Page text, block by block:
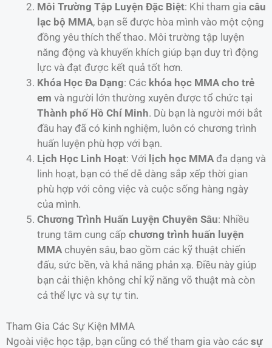
Môi Trường Tập Luyện Đặc Biệt: Khi tham gia câu
lạc bộ MMA, bạn sẽ được hòa mình vào một cộng
đồng yêu thích thể thao. Môi trường tập luyện
năng động và khuyến khích giúp bạn duy trì động
lực và đạt được kết quả tốt hơn.
Khóa Học Đa Dạng: Các khóa học MMA cho trẻ
em và người lớn thường xuyên được tổ chức tại
Thành phố Hồ Chí Minh. Dù bạn là người mới bắt
đầu hay đã có kinh nghiệm, luôn có chương trình
huấn luyện phù hợp với bạn.
Lịch Học Linh Hoạt: Với lịch học MMAđa dạng và
linh hoạt, bạn có thể dễ dàng sắp xếp thời gian
phù hợp với công việc và cuộc sống hàng ngày
của mình.
Chương Trình Huấn Luyện Chuyên Sâu: Nhiều
trung tâm cung cấp chương trình huấn luyện
MMAchuyên sâu, bao gồm các kỹ thuật chiến
đấu, sức bền, và khả năng phản xạ. Điều này giúp
bạn cải thiện không chỉ kỹ năng võ thuật mà còn
cả thể lực và sự tự tin.
Tham Gia Các Sự Kiện MMA
Ngoài việc học tập, bạn cũng có thể tham gia vào các sự